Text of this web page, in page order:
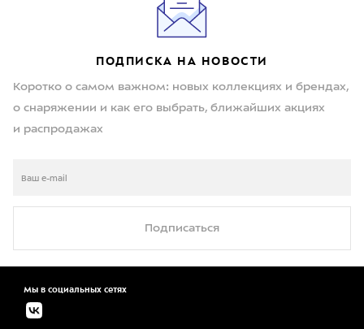
ПОДПИСКА НА НОВОСТИ
Коротко о самом важном: новых коллекциях и брендах,
о снаряжении и как его выбрать, ближайших акциях
и распродажах
Подписаться
Мы в социальных сетях